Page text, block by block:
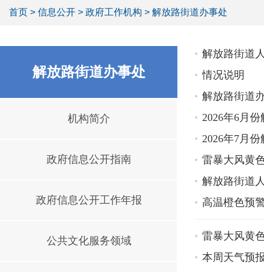
首页 > 信息公开 > 政府工作机构 > 解放路街道办事处
解放路街道办事处
机构简介
政府信息公开指南
政府信息公开工作年报
公共文化服务领域
解放路街道
情况说明
解放路街道
2026年6月
2026年7月
雷暴大风黄
解放路街道
高温橙色预
雷暴大风黄
本周天气预